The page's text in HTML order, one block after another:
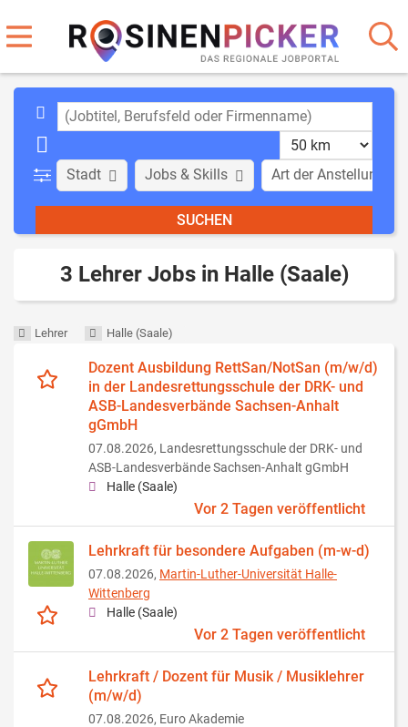
Stadt Art der Anstellung
Jobs & Skills
3 Lehrer Jobs in Halle (Saale)
Lehrer Halle (Saale)
Dozent Ausbildung RettSan/NotSan (m/w/d)
in der Landesrettungsschule der DRK- und
ASB-Landesverbände Sachsen-Anhalt
gGmbH
07.08.2026, Landesrettungsschule der DRK- und
ASB-Landesverbände Sachsen-Anhalt gGmbH
Halle (Saale)
Vor 2 Tagen veröffentlicht
Lehrkraft für besondere Aufgaben (m-w-d)
07.08.2026, Martin-Luther-Universität Halle-
Wittenberg
Halle (Saale)
Vor 2 Tagen veröffentlicht
Lehrkraft / Dozent für Musik / Musiklehrer
(m/w/d)
07.08.2026, Euro Akademie